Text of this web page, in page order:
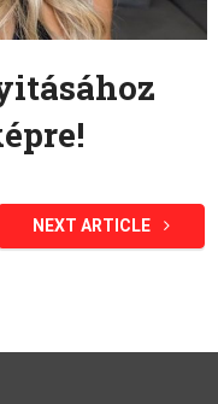
NEXT ARTICLE